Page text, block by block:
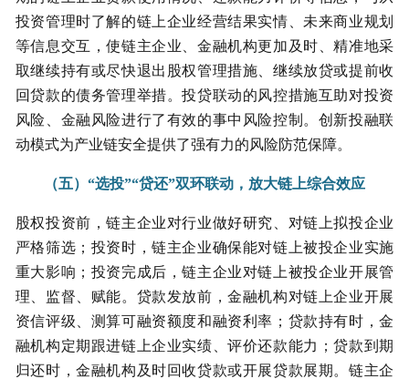
投资管理时了解的链上企业经营结果实情、未来商业规划
等信息交互，使链主企业、金融机构更加及时、精准地采
取继续持有或尽快退出股权管理措施、继续放贷或提前收
回贷款的债务管理举措。投贷联动的风控措施互助对投资
风险、金融风险进行了有效的事中风险控制。创新投融联
动模式为产业链安全提供了强有力的风险防范保障。
（五）“选投”“贷还”双环联动，放大链上综合效应
股权投资前，链主企业对行业做好研究、对链上拟投企业
严格筛选；投资时，链主企业确保能对链上被投企业实施
重大影响；投资完成后，链主企业对链上被投企业开展管
理、监督、赋能。贷款发放前，金融机构对链上企业开展
资信评级、测算可融资额度和融资利率；贷款持有时，金
融机构定期跟进链上企业实绩、评价还款能力；贷款到期
归还时，金融机构及时回收贷款或开展贷款展期。链主企